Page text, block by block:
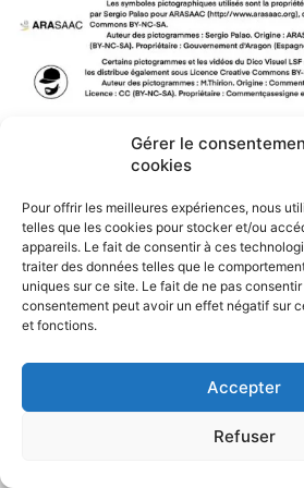
Gérer le
cookies
Pour offrir les meilleures expériences, nous
telles que les cookies pour stocker et/ou
appareils. Le fait de consentir à ces
traiter des données telles que le
uniques sur ce site. Le fait de ne pas
consentement peut avoir un effet négatif sur
et fonctions.
Accepter
Refuser
e
b
o
o
k
W
h
t
s
A
p
p
M
s
e
n
g
e